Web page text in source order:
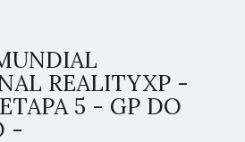
REALITYXP -
5 - GP DO
-